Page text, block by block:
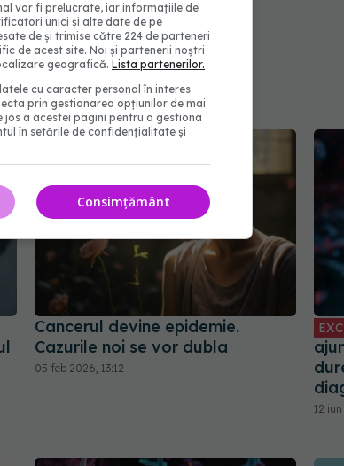
Cancerul devine epidemie.
Cazurile noi se vor dubla
05 feb 2026, 13:12
12
vor fi prelucrate, iar informațiile de
unici și alte date de pe
de și trimise către 224 de parteneri
de acest site. Noi și partenerii noștri
geografică. Lista partenerilor.
cu caracter personal în interes
prin gestionarea opțiunilor de mai
jos a acestei pagini pentru a gestiona
în setările de confidențialitate și
Consimțământ